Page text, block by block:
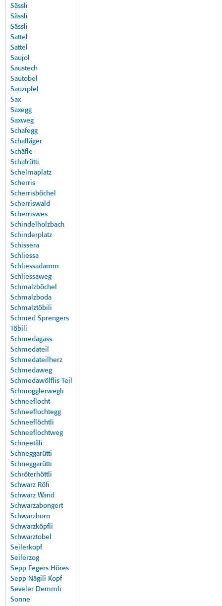
Sässli
Sässli
Sässli
Sattel
Sattel
Saujol
Saustech
Sautobel
Sauzipfel
Sax
Saxegg
Saxweg
Schafegg
Schafläger
Schäfle
Schafrütti
Schelmaplatz
Scherris
Scherrisböchel
Scherriswald
Scherriswes
Schindelholzbach
Schinderplatz
Schissera
Schliessa
Schliessadamm
Schliessaweg
Schmalzböchel
Schmalzboda
Schmalztöbili
Schmed Sprengers
Töbili
Schmedagass
Schmedateil
Schmedateilherz
Schmedaweg
Schmedawölflis Teil
Schmogglerwegli
Schneeflocht
Schneeflochtegg
Schneeflöchtli
Schneeflochtweg
Schneetäli
Schneggarütti
Schneggarütti
Schröterhöttli
Schwarz Röfi
Schwarz Wand
Schwarzabongert
Schwarzhorn
Schwarzköpfli
Schwarztobel
Seilerkopf
Seilerzog
Sepp Fegers Höres
Sepp Nägili Kopf
Seveler Demmli
Sonne